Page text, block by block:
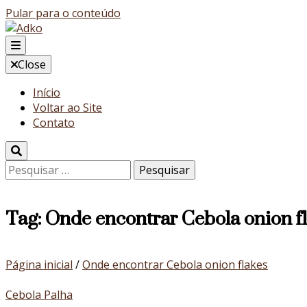
Pular para o conteúdo
Adko
Blog
Close
Início
Voltar ao Site
Contato
Pesquisar
por:
Tag:Onde encontrar Cebola onion
Página inicial /Onde encontrar Cebola onion flakes
Cebola Palha